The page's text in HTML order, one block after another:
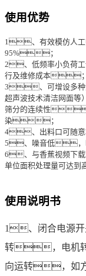
使用优势
1、有效模仿人工
95%；
2、低频率小负荷
行及维修成本；
3、可增设多种
超声波技术清洁网面
筛分的连续性
染；
4、出料口可随
5、噪音低，
6、与香蕉视频下
单位面积处理量可达
使用说明书
1、闭合电源
转，电机转
向运转，如